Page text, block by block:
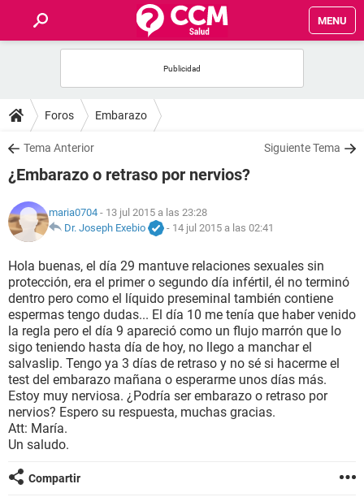
MENU
FOROS
SALUD
FAMILIA
NUTRICIÓN
BIENESTAR
SEXUALIDAD
GLOSARIO
Foros Embarazo
Tema Anterior Siguiente Tema
¿Embarazo o retraso por nervios?
maria0704 - 13 jul 2015 a las 23:28
Dr. Joseph Exebio
- 14 jul 2015 a las 02:41
Hola buenas, el día 29 mantuve relaciones sexuales sin
protección, era el primer o segundo día infértil, él no terminó
dentro pero como el líquido preseminal también contiene
espermas tengo dudas... El día 10 me tenía que haber venido
la regla pero el día 9 apareció como un flujo marrón que lo
sigo teniendo hasta día de hoy, no llego a manchar el
salvaslip. Tengo ya 3 días de retraso y no sé si hacerme el
test del embarazo mañana o esperarme unos días más.
Estoy muy nerviosa. ¿Podría ser embarazo o retraso por
nervios? Espero su respuesta, muchas gracias.
Att: María.
Un saludo.
Compartir